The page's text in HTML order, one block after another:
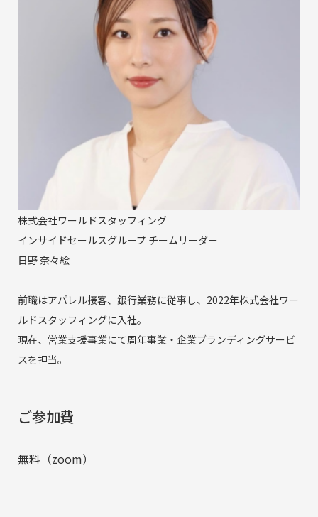
株式会社ワールドスタッフィング
インサイドセールスグループ チームリーダー
日野 奈々絵
前職はアパレル接客、銀行業務に従事し、2022年株式会社ワー
ルドスタッフィングに入社。
現在、営業支援事業にて周年事業・企業ブランディングサービ
スを担当。
ご参加費
無料（zoom）